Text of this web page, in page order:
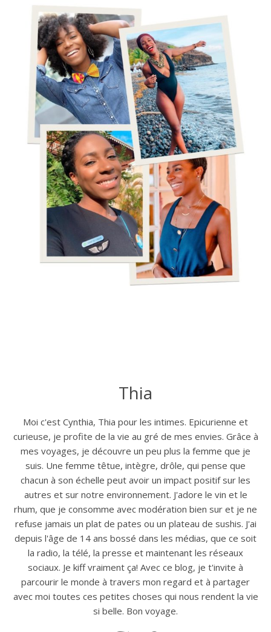
Thia
Moi c'est Cynthia, Thia pour les intimes. Epicurienne et
curieuse, je profite de la vie au gré de mes envies. Grâce à
mes voyages, je découvre un peu plus la femme que je
suis. Une femme têtue, intègre, drôle, qui pense que
chacun à son échelle peut avoir un impact positif sur les
autres et sur notre environnement. J'adore le vin et le
rhum, que je consomme avec modération bien sur et je ne
refuse jamais un plat de pates ou un plateau de sushis. J'ai
depuis l'âge de 14 ans bossé dans les médias, que ce soit
la radio, la télé, la presse et maintenant les réseaux
sociaux. Je kiff vraiment ça! Avec ce blog, je t'invite à
parcourir le monde à travers mon regard et à partager
avec moi toutes ces petites choses qui nous rendent la vie
si belle. Bon voyage.